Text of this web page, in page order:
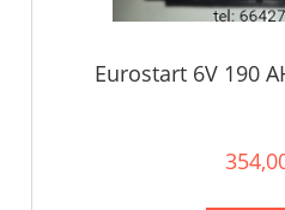
Eurostart 6V 190